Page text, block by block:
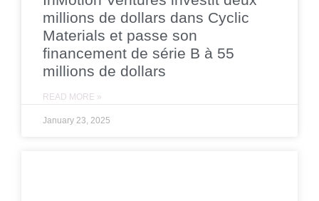
millions de dollars dans Cyclic
Materials et passe son
financement de série B à 55
millions de dollars
READ MORE »
January 23, 2025